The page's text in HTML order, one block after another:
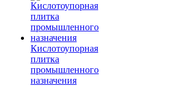
Кислотоупорная
плитка
промышленного
назначения